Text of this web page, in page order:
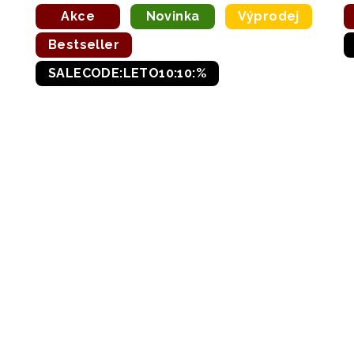
z
5
Akce Novinka
Výprodej
Bestseller
SALECODE:LETO10:10:%